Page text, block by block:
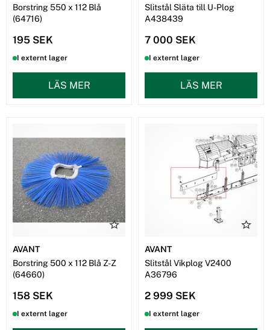
Borstring 550 x 112 Blå
(64716)
195 SEK
I externt lager
LÄS MER
Slitstål Släta till U-Plog
A438439
7 000 SEK
I externt lager
LÄS MER
AVANT
Borstring 500 x 112 Blå Z-Z
(64660)
158 SEK
I externt lager
AVANT
Slitstål Vikplog V2400
A36796
2 999 SEK
I externt lager